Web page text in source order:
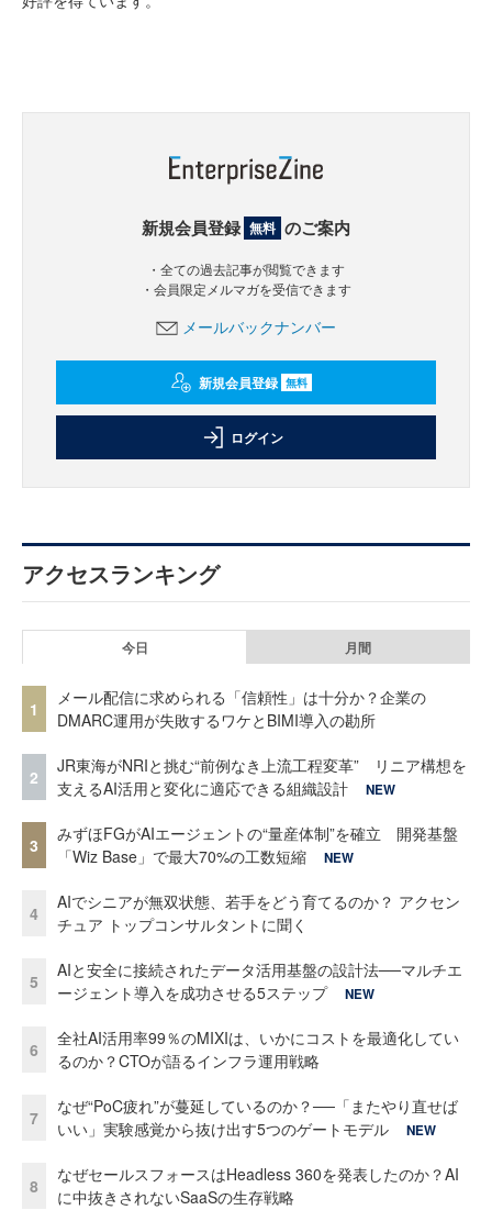
新規会員登録 無料 のご案内
・全ての過去記事が閲覧できます
・会員限定メルマガを受信できます
メールバックナンバー
新規会員登録 無料
ログイン
アクセスランキング
今日 月間
1
メール配信に求められる「信頼性」は十分か？企業の
DMARC運用が失敗するワケとBIMI導入の勘所
2
JR東海がNRIと挑む“前例なき上流工程変革” リニア構想を
支えるAI活用と変化に適応できる組織設計
NEW
3
みずほFGがAIエージェントの“量産体制”を確立 開発基盤
「Wiz Base」で最大70%の工数短縮
NEW
4
AIでシニアが無双状態、若手をどう育てるのか？ アクセン
チュア トップコンサルタントに聞く
5
AIと安全に接続されたデータ活用基盤の設計法──マルチエ
ージェント導入を成功させる5ステップ
NEW
6
全社AI活用率99％のMIXIは、いかにコストを最適化してい
るのか？CTOが語るインフラ運用戦略
7
なぜ“PoC疲れ”が蔓延しているのか？──「またやり直せば
いい」実験感覚から抜け出す5つのゲートモデル
NEW
8
なぜセールスフォースはHeadless 360を発表したのか？AI
に中抜きされないSaaSの生存戦略